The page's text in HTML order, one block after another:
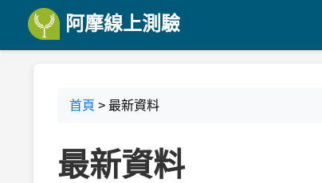
阿摩線上測驗
首頁 > 最新資料
最新資料